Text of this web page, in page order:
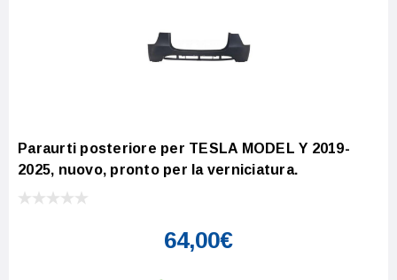
Paraurti posteriore per TESLA MODEL Y 2019-
2025, nuovo, pronto per la verniciatura.
64,00€